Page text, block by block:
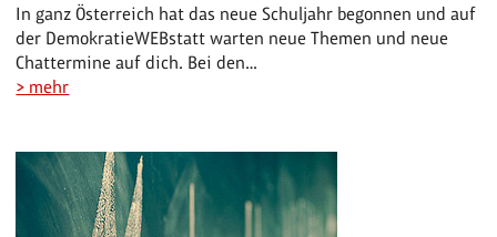
In ganz Österreich hat das neue Schuljahr begonnen und auf
der DemokratieWEBstatt warten neue Themen und neue
Chattermine auf dich. Bei den…
> mehr